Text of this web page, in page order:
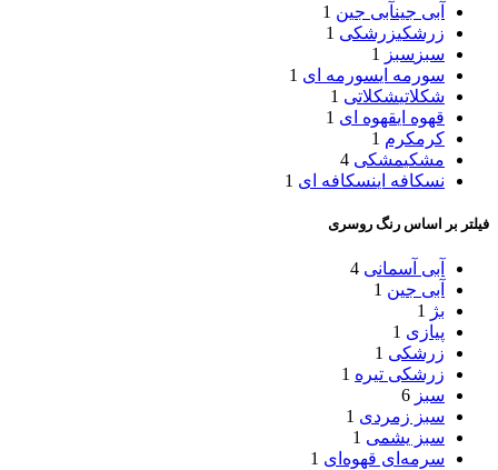
آبی جینآبی جین 1
زرشکیزرشکی 1
سبز سبز
1
سورمه ایسورمه ای 1
شکلاتیشکلاتی 1
قهوه ایقهوه ای 1
کرمکرم 1
مشکیمشکی 4
نسکافه اینسکافه ای 1
فیلتر بر اساس رنگ روسری
آبی آسمانی 4
آبی جین 1
بژ 1
پیازی 1
زرشکی 1
زرشکی تیره 1
سبز 6
سبز زمردی 1
سبز یشمی 1
سرمه‌ای قهوه‌ای 1